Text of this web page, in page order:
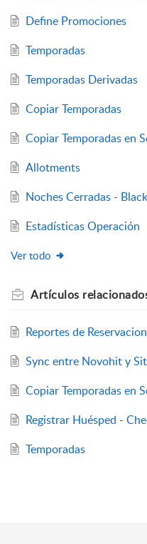
Define Promociones
Temporadas
Temporadas Derivadas
Copiar Temporadas
Copiar Temporadas en
Allotments
Noches Cerradas -
Estadísticas Operación
Ver todo
Artículos
Reportes de
Sync entre Novohit y
Copiar Temporadas en
Registrar Huésped -
Temporadas